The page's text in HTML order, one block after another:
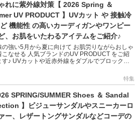
れに紫外線対策【 2026 Spring ＆
UV PRODUCT 】UVカット や 接触冷
機能性 の高いカーディガンやワンピー
、お肌をいたわるアイテムをご紹介♪
の強い5月から夏に向けて お肌労りながらおしゃ
こなせる 人気ブランドのUV PRODUCT をご紹
す♪ UVカットや近赤外線をダブルでブロック、
[…]
特集
SPRING/SUMMER Shoes ＆ Sandal
】ビジューサンダルやスニーカーロ
ー、レザートングサンダルなどコーデの